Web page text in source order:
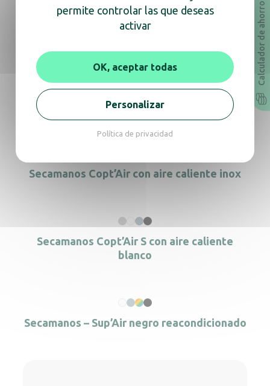
En la misma gama, descubra
también
Secamanos Exp’Air aluminio
Secamanos Copt’Air con aire caliente inox
Secamanos Copt’Air S con aire caliente
blanco
Secamanos – Sup’Air negro reacondicionado
Calculador de ahorro
permite controlar las que deseas
activar
OK, aceptar todas
Personalizar
Política de privacidad